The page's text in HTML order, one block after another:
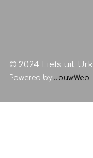
© 2024 Liefs uit Urk
Powered by JouwWeb